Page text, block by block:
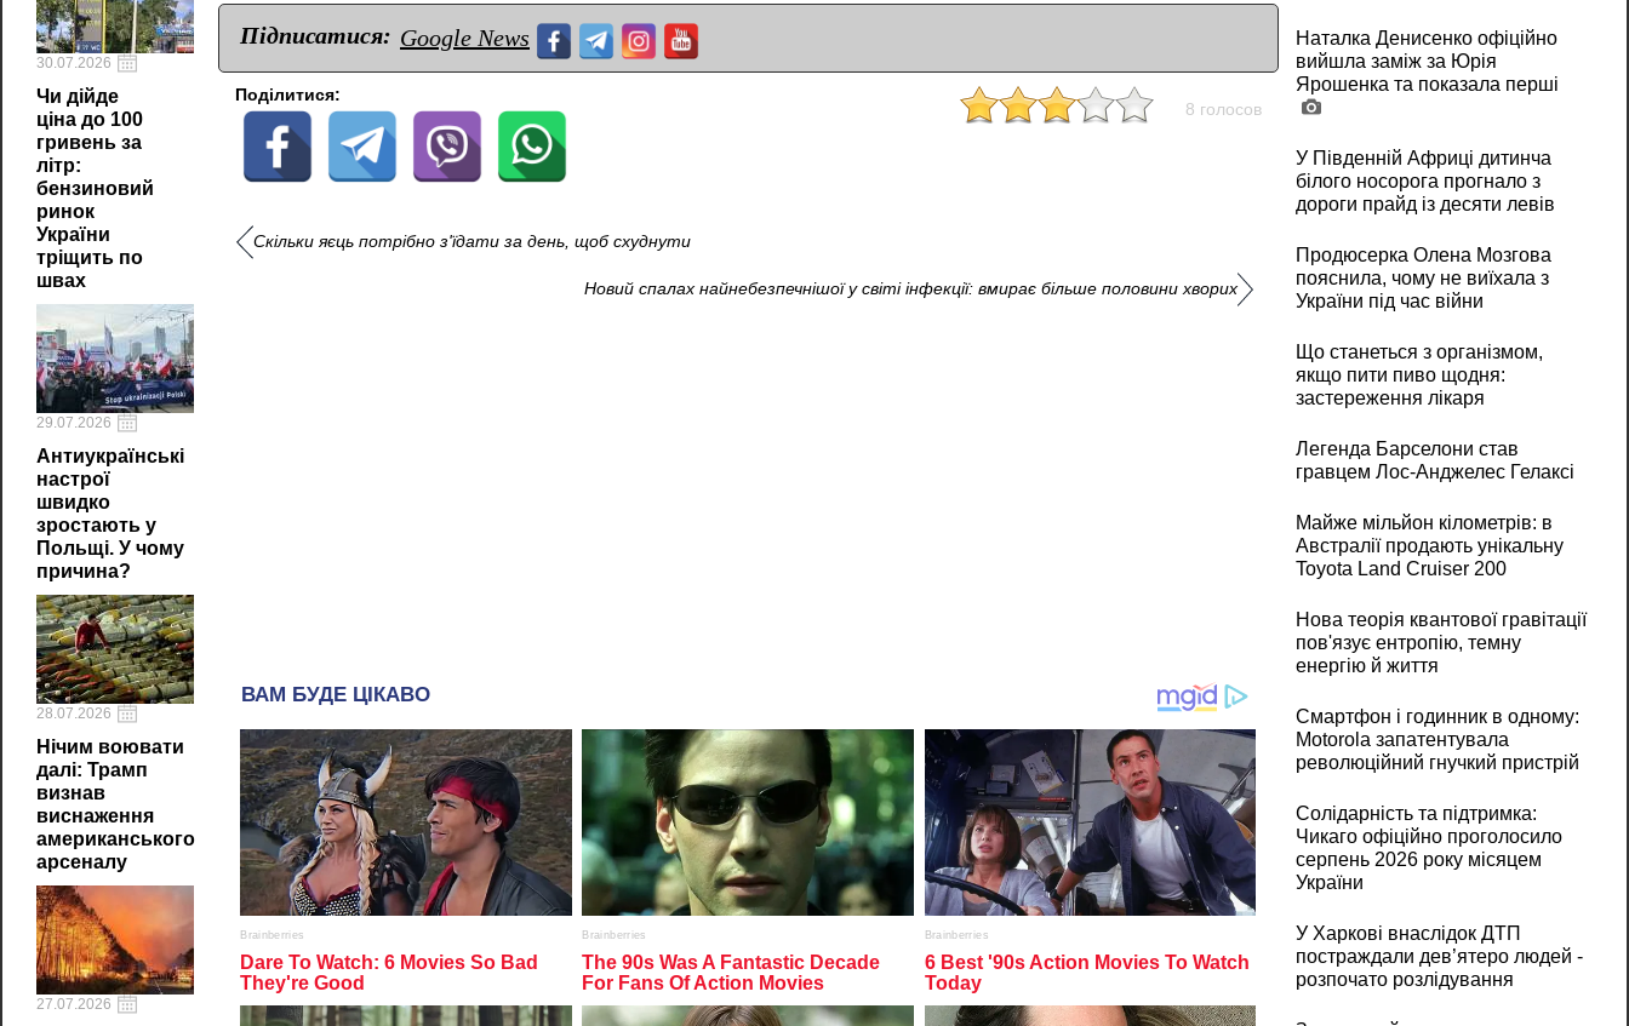
30.07.2026
Чи дійде
ціна до 100
гривень за
літр:
бензиновий
ринок
України
тріщить по
швах
29.07.2026
Антиукраїнські
настрої
швидко
зростають у
Польщі. У чому
причина?
28.07.2026
Нічим воювати
далі: Трамп
визнав
виснаження
американського
арсеналу
27.07.2026
Підписатися: Google News
Поділитися:
8 голосов
Скільки яєць потрібно з'їдати за день, щоб схуднути
Новий спалах найнебезпечнішої у світі інфекції: вмирає більше половини хворих
Наталка Денисенко офіційно
вийшла заміж за Юрія
Ярошенка та показала перші
У Південній Африці дитинча
білого носорога прогнало з
дороги прайд із десяти левів
Продюсерка Олена Мозгова
пояснила, чому не виїхала з
України під час війни
Що станеться з організмом,
якщо пити пиво щодня:
застереження лікаря
Легенда Барселони став
гравцем Лос-Анджелес Гелаксі
Майже мільйон кілометрів: в
Австралії продають унікальну
Toyota Land Cruiser 200
Нова теорія квантової гравітації
пов'язує ентропію, темну
енергію й життя
Смартфон і годинник в одному:
Motorola запатентувала
революційний гнучкий пристрій
Солідарність та підтримка:
Чикаго офіційно проголосило
серпень 2026 року місяцем
України
У Харкові внаслідок ДТП
постраждали дев’ятеро людей -
розпочато розлідування